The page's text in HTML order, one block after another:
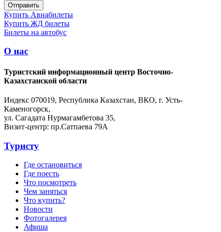
Купить Авиабилеты
Купить ЖД билеты
Билеты на автобус
О нас
Туристский информационный центр Восточно-
Казахстанской области
Индекс 070019, Республика Казахстан, ВКО, г. Усть-
Каменогорск,
ул. Сагадата Нурмагамбетова 35,
Визит-центр: пр.Сатпаева 79А
Туристу
Где остановиться
Где поесть
Что посмотреть
Чем заняться
Что купить?
Новости
Фотогалерея
Афиша